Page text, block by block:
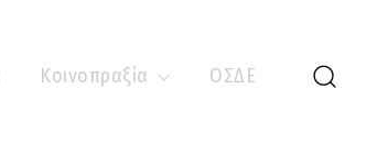
Κοινοπραξία ΟΣΔΕ